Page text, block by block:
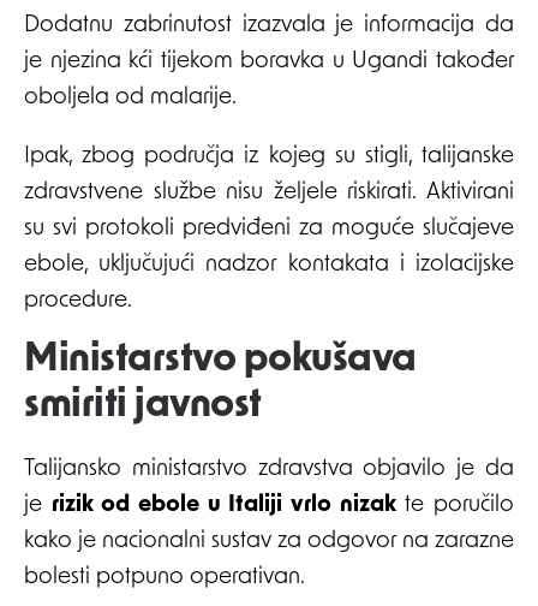
Dodatnu zabrinutost izazvala je informacija da
je njezina kći tijekom boravka u Ugandi također
oboljela od malarije.
Ipak, zbog područja iz kojeg su stigli, talijanske
zdravstvene službe nisu željele riskirati. Aktivirani
su svi protokoli predviđeni za moguće slučajeve
ebole, uključujući nadzor kontakata i izolacijske
procedure.
Ministarstvo pokušava
smiriti javnost
Talijansko ministarstvo zdravstva objavilo je da
je rizik od ebole u Italiji vrlo nizakte poručilo
kako je nacionalni sustav za odgovor na zarazne
bolesti potpuno operativan.